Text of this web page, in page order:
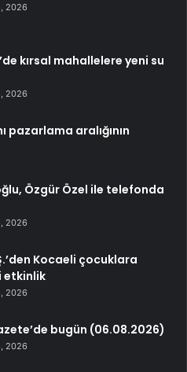
2026
kırsal mahallelere yeni su
2026
pazarlama aralığının
Özgür Özel ile telefonda
2026
Kocaeli çocuklara
etkinlik
2026
bugün (06.08.2026)
2026